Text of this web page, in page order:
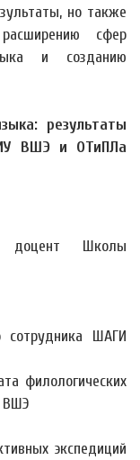
но также
сфер
и созданию
результаты
ВШЭ и ОТиПЛа
доцент Школы
сотрудника ШАГИ
филологических
ВШЭ
экспедиций